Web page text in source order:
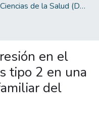
TE-Ciencias de la Salud (DACS)
en el
tipo 2 en una
del